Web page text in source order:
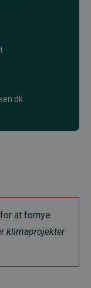
for at fornye
klimaprojekter